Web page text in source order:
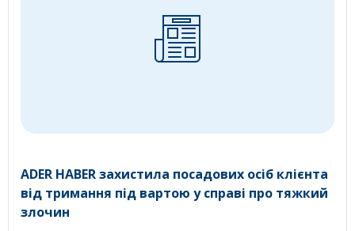
ADER HABER захистила посадових осіб клієнта
від тримання під вартою у справі про тяжкий
злочин